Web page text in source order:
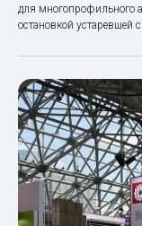
для многопрофильного
остановкой устаревшей